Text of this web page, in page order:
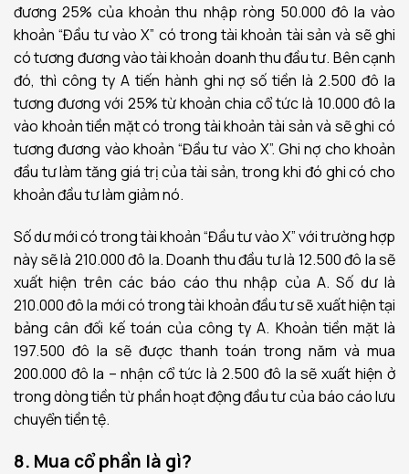
đương 25% của khoản thu nhập ròng 50.000 đô la vào
khoản “Đầu tư vào X” có trong tài khoản tài sản và sẽ ghi
có tương đương vào tài khoản doanh thu đầu tư. Bên cạnh
đó, thì công ty A tiến hành ghi nợ số tiền là 2.500 đô la
tương đương với 25% từ khoản chia cổ tức là 10.000 đô la
vào khoản tiền mặt có trong tài khoản tài sản và sẽ ghi có
tương đương vào khoản “Đầu tư vào X”. Ghi nợ cho khoản
đầu tư làm tăng giá trị của tài sản, trong khi đó ghi có cho
khoản đầu tư làm giảm nó.
Số dư mới có trong tài khoản “Đầu tư vào X” với trường hợp
này sẽ là 210.000 đô la. Doanh thu đầu tư là 12.500 đô la sẽ
xuất hiện trên các báo cáo thu nhập của A. Số dư là
210.000 đô la mới có trong tài khoản đầu tư sẽ xuất hiện tại
bảng cân đối kế toán của công ty A. Khoản tiền mặt là
197.500 đô la sẽ được thanh toán trong năm và mua
200.000 đô la – nhận cổ tức là 2.500 đô la sẽ xuất hiện ở
trong dòng tiền từ phần hoạt động đầu tư của báo cáo lưu
chuyển tiền tệ.
8. Mua cổ phần là gì?